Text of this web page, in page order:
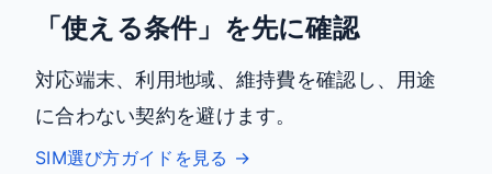
「使える条件」を先に確認
対応端末、利用地域、維持費を確認し、用途
に合わない契約を避けます。
SIM選び方ガイドを見る →